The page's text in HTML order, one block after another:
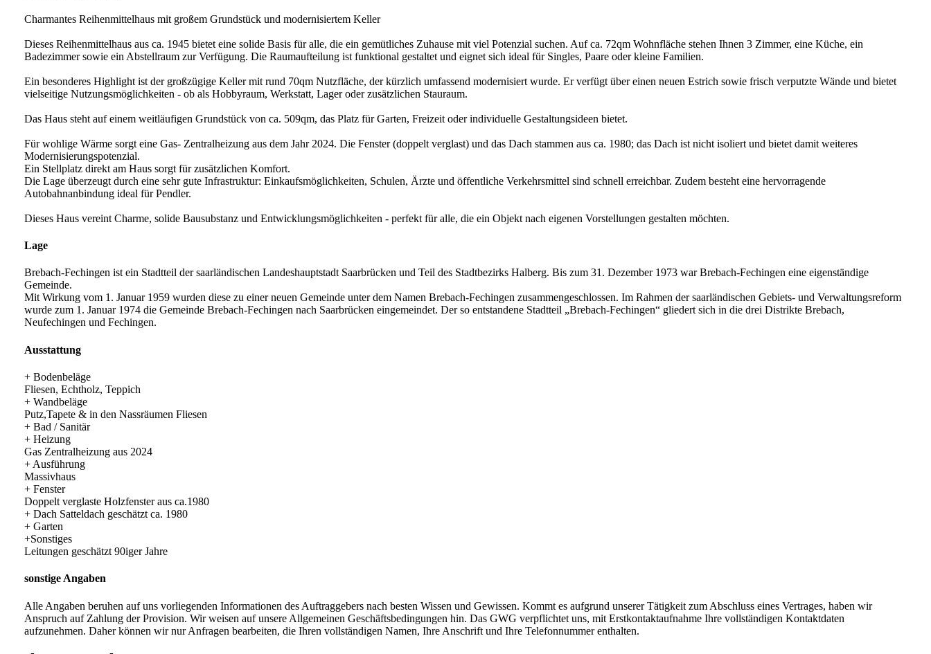
Charmantes Reihenmittelhaus mit großem Grundstück und modernisiertem Keller
Dieses Reihenmittelhaus aus ca. 1945 bietet eine solide Basis für alle, die ein gemütliches Zuhause mit viel Potenzial suchen. Auf ca. 72qm Wohnfläche stehen Ihnen 3 Zimmer, eine Küche, ein
Badezimmer sowie ein Abstellraum zur Verfügung. Die Raumaufteilung ist funktional gestaltet und eignet sich ideal für Singles, Paare oder kleine Familien.
Ein besonderes Highlight ist der großzügige Keller mit rund 70qm Nutzfläche, der kürzlich umfassend modernisiert wurde. Er verfügt über einen neuen Estrich sowie frisch verputzte Wände und bietet
vielseitige Nutzungsmöglichkeiten - ob als Hobbyraum, Werkstatt, Lager oder zusätzlichen Stauraum.
Das Haus steht auf einem weitläufigen Grundstück von ca. 509qm, das Platz für Garten, Freizeit oder individuelle Gestaltungsideen bietet.
Für wohlige Wärme sorgt eine Gas- Zentralheizung aus dem Jahr 2024. Die Fenster (doppelt verglast) und das Dach stammen aus ca. 1980; das Dach ist nicht isoliert und bietet damit weiteres
Modernisierungspotenzial.
Ein Stellplatz direkt am Haus sorgt für zusätzlichen Komfort.
Die Lage überzeugt durch eine sehr gute Infrastruktur: Einkaufsmöglichkeiten, Schulen, Ärzte und öffentliche Verkehrsmittel sind schnell erreichbar. Zudem besteht eine hervorragende
Autobahnanbindung ideal für Pendler.
Dieses Haus vereint Charme, solide Bausubstanz und Entwicklungsmöglichkeiten - perfekt für alle, die ein Objekt nach eigenen Vorstellungen gestalten möchten.
Lage
Brebach-Fechingen ist ein Stadtteil der saarländischen Landeshauptstadt Saarbrücken und Teil des Stadtbezirks Halberg. Bis zum 31. Dezember 1973 war Brebach-Fechingen eine eigenständige
Gemeinde.
Mit Wirkung vom 1. Januar 1959 wurden diese zu einer neuen Gemeinde unter dem Namen Brebach-Fechingen zusammengeschlossen. Im Rahmen der saarländischen Gebiets- und Verwaltungsreform
wurde zum 1. Januar 1974 die Gemeinde Brebach-Fechingen nach Saarbrücken eingemeindet. Der so entstandene Stadtteil „Brebach-Fechingen“ gliedert sich in die drei Distrikte Brebach,
Neufechingen und Fechingen.
Ausstattung
+ Bodenbeläge
Fliesen, Echtholz, Teppich
+ Wandbeläge
Putz,Tapete & in den Nassräumen Fliesen
+ Bad / Sanitär
+ Heizung
Gas Zentralheizung aus 2024
+ Ausführung
Massivhaus
+ Fenster
Doppelt verglaste Holzfenster aus ca.1980
+ Dach Satteldach geschätzt ca. 1980
+ Garten
+Sonstiges
Leitungen geschätzt 90iger Jahre
sonstige Angaben
Alle Angaben beruhen auf uns vorliegenden Informationen des Auftraggebers nach besten Wissen und Gewissen. Kommt es aufgrund unserer Tätigkeit zum Abschluss eines Vertrages, haben wir
Anspruch auf Zahlung der Provision. Wir weisen auf unsere Allgemeinen Geschäftsbedingungen hin. Das GWG verpflichtet uns, mit Erstkontaktaufnahme Ihre vollständigen Kontaktdaten
aufzunehmen. Daher können wir nur Anfragen bearbeiten, die Ihren vollständigen Namen, Ihre Anschrift und Ihre Telefonnummer enthalten.